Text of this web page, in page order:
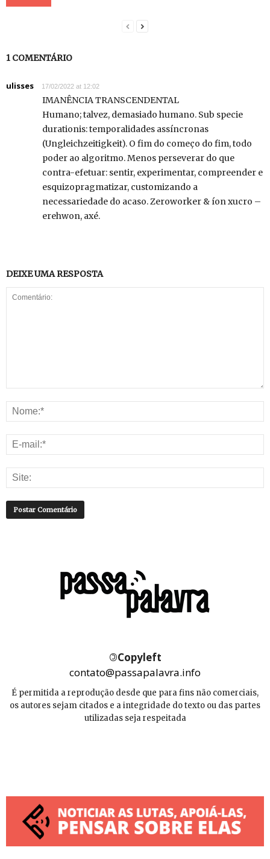
1 COMENTÁRIO
ulisses 17/02/2022 at 12:02
IMANÊNCIA TRANSCENDENTAL
Humano; talvez, demasiado humano. Sub specie
durationis: temporalidades assíncronas
(Ungleichzeitigkeit). O fim do começo do fim, todo
poder ao algoritmo. Menos perseverar do que
contra-efetuar: sentir, experimentar, compreender e
esquizopragmatizar, customizando a
necessariedade do acaso. Zeroworker & íon xucro –
erehwon, axé.
DEIXE UMA RESPOSTA
©Copyleft
contato@passapalavra.info
É permitida a reprodução desde que para fins não comerciais,
os autores sejam citados e a integridade do texto ou das partes
utilizadas seja respeitada